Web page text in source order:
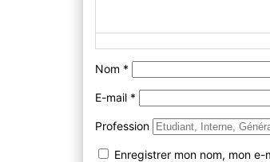
Nom *
E-mail *
Profession
Enregistrer mon nom, mon